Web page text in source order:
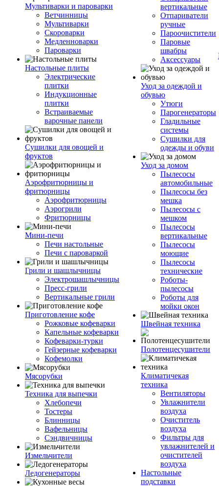
Мультиварки и пароварки
Ветчинницы
Мультиварки
Скороварки
Медленноварки
Пароварки
Настольные плиты
Электрические
плитки
Индукционные
плитки
Встраиваемые
варочные панели
Сушилки для овощей и
фруктов
Аэрофритюрницы и
фритюрницы
Аэрофритюрницы
Аэрогрили
Фритюрницы
Мини-печи
Печи настольные
Печи с пароваркой
Грили и шашлычницы
Электрошашлычницы
Пресс-грили
Вертикальные грили
Приготовление кофе
Рожковые кофеварки
Капельные кофеварки
Кофеварки-турки
Гейзерные кофеварки
Кофемолки
Мясорубки
Техника для выпечки
Хлебопечи
Тостеры
Блинницы
Вафельницы
Сэндвичницы
Измельчители
Ледогенераторы
вертикальные
Отпариватели
ручные
Пароочистители
Паровые
швабры
Аксессуары
Уход за одеждой и
обувью
Утюги
Парогенераторы
Гладильные
системы
Сушилки для
одежды и обуви
Уход за домом
Пылесосы
автомобильные
Пылесосы без
мешка
Пылесосы с
мешком
Пылесосы
вертикальные
Пылесосы
моющие
Пылесосы
технические
Роботы-
пылесосы
Роботы для
мойки окон
Швейная техника
Полотенцесушители
Климатичекая
техника
Вентиляторы
Увлажнители
воздуха
Очиститель
воздуха
Фильтры для
увлажнителей и
очистителей
воздуха
Настольные
подставки